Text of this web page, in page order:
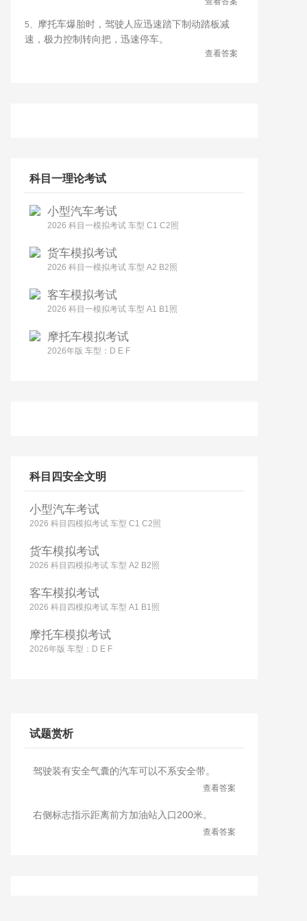
5、 摩托车爆胎时，驾驶人应迅速踏下制动踏板减
速，极力控制转向把，迅速停车。
查看答案
科目一理论考试
小型汽车考试
2026 科目一模拟考试 车型 C1 C2照
货车模拟考试
2026 科目一模拟考试 车型 A2 B2照
客车模拟考试
2026 科目一模拟考试 车型 A1 B1照
摩托车模拟考试
2026年版 车型：D E F
科目四安全文明
小型汽车考试
2026 科目四模拟考试 车型 C1 C2照
货车模拟考试
2026 科目四模拟考试 车型 A2 B2照
客车模拟考试
2026 科目四模拟考试 车型 A1 B1照
摩托车模拟考试
2026年版 车型：D E F
试题赏析
驾驶装有安全气囊的汽车可以不系安全带。
查看答案
右侧标志指示距离前方加油站入口200米。
查看答案